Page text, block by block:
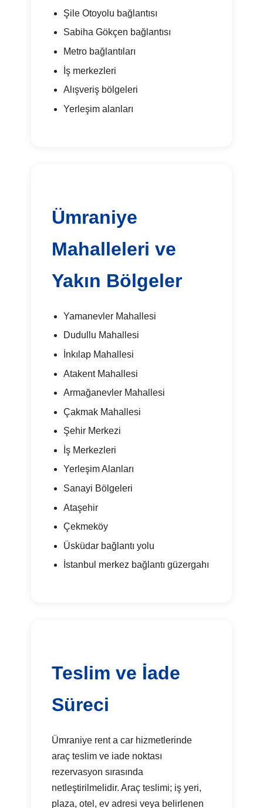
Şile Otoyolu bağlantısı
Sabiha Gökçen bağlantısı
Metro bağlantıları
İş merkezleri
Alışveriş bölgeleri
Yerleşim alanları
Ümraniye
Mahalleleri ve
Yakın Bölgeler
Yamanevler Mahallesi
Dudullu Mahallesi
İnkılap Mahallesi
Atakent Mahallesi
Armağanevler Mahallesi
Çakmak Mahallesi
Şehir Merkezi
İş Merkezleri
Yerleşim Alanları
Sanayi Bölgeleri
Ataşehir
Çekmeköy
Üsküdar bağlantı yolu
İstanbul merkez bağlantı güzergahı
Teslim ve İade
Süreci
Ümraniye rent a car hizmetlerinde
araç teslim ve iade noktası
rezervasyon sırasında
netleştirilmelidir. Araç teslimi; iş yeri,
plaza, otel, ev adresi veya belirlenen